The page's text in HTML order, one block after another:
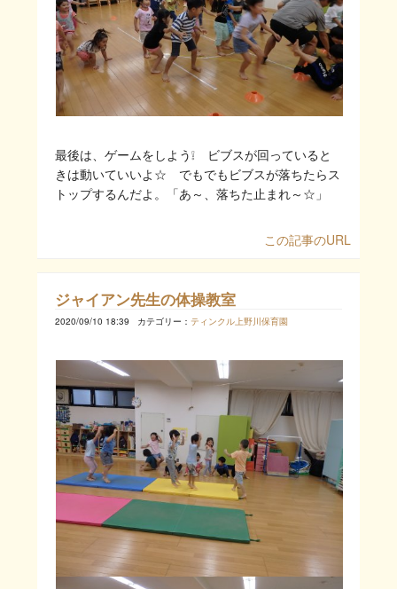
最後は、ゲームをしよう❕ ビブスが回っていると
きは動いていいよ☆ でもでもビブスが落ちたらス
トップするんだよ。「あ～、落ちた止まれ～☆」
この記事のURL
ジャイアン先生の体操教室
2020/09/10 18:39 カテゴリー： ティンクル上野川保育園